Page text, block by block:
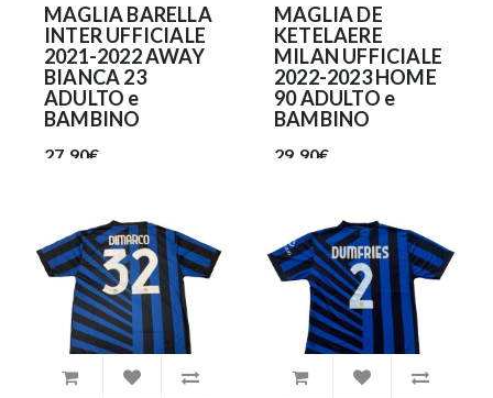
MAGLIA BARELLA
INTER UFFICIALE
2021-2022 AWAY
BIANCA 23
ADULTO e
BAMBINO
27.90€
MAGLIA DE
KETELAERE
MILAN UFFICIALE
2022-2023 HOME
90 ADULTO e
BAMBINO
29.90€